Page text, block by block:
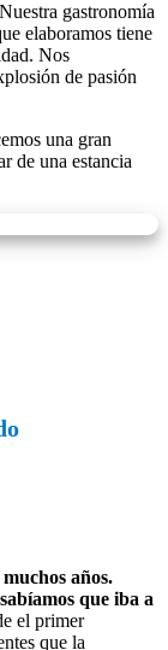
gastronomía
elaboramos tiene
Nos
de pasión
una gran
de una estancia
años.
que iba a
el primer
que la